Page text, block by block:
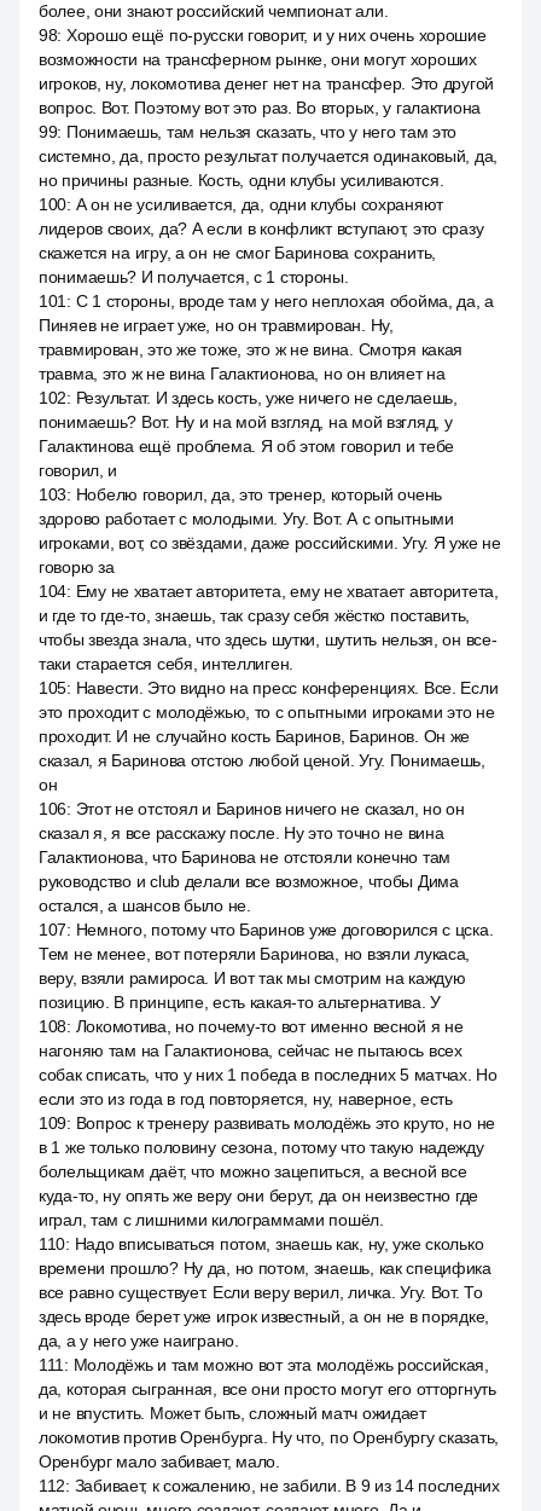
более, они знают российский чемпионат али.
98: Хорошо ещё по-русски говорит, и у них очень хорошие
возможности на трансферном рынке, они могут хороших
игроков, ну, локомотива денег нет на трансфер. Это другой
вопрос. Вот. Поэтому вот это раз. Во вторых, у галактиона
99: Понимаешь, там нельзя сказать, что у него там это
системно, да, просто результат получается одинаковый, да,
но причины разные. Кость, одни клубы усиливаются.
100: А он не усиливается, да, одни клубы сохраняют
лидеров своих, да? А если в конфликт вступают, это сразу
скажется на игру, а он не смог Баринова сохранить,
понимаешь? И получается, с 1 стороны.
101 : С 1 стороны, вроде там у него неплохая обойма, да, а
Пиняев не играет уже, но он травмирован. Ну,
травмирован, это же тоже, это ж не вина. Смотря какая
травма, это ж не вина Галактионова, но он влияет на
102: Результат. И здесь кость, уже ничего не сделаешь,
понимаешь? Вот. Ну и на мой взгляд, на мой взгляд, у
Галактинова ещё проблема. Я об этом говорил и тебе
говорил, и
103: Нобелю говорил, да, это тренер, который очень
здорово работает с молодыми. Угу. Вот. А с опытными
игроками, вот, со звёздами, даже российскими. Угу. Я уже не
говорю за
104: Ему не хватает авторитета, ему не хватает авторитета,
и где то где-то, знаешь, так сразу себя жёстко поставить,
чтобы звезда знала, что здесь шутки, шутить нельзя, он все-
таки старается себя, интеллиген.
105: Навести. Это видно на пресс конференциях. Все. Если
это проходит с молодёжью, то с опытными игроками это не
проходит. И не случайно кость Баринов, Баринов. Он же
сказал, я Баринова отстою любой ценой. Угу. Понимаешь,
он
106: Этот не отстоял и Баринов ничего не сказал, но он
сказал я, я все расскажу после. Ну это точно не вина
Галактионова, что Баринова не отстояли конечно там
руководство и club делали все возможное, чтобы Дима
остался, а шансов было не.
107: Немного, потому что Баринов уже договорился с цска.
Тем не менее, вот потеряли Баринова, но взяли лукаса,
веру, взяли рамироса. И вот так мы смотрим на каждую
позицию. В принципе, есть какая-то альтернатива. У
108: Локомотива, но почему-то вот именно весной я не
нагоняю там на Галактионова, сейчас не пытаюсь всех
собак списать, что у них 1 победа в последних 5 матчах. Но
если это из года в год повторяется, ну, наверное, есть
109: Вопрос к тренеру развивать молодёжь это круто, но не
в 1 же только половину сезона, потому что такую надежду
болельщикам даёт, что можно зацепиться, а весной все
куда-то, ну опять же веру они берут, да он неизвестно где
играл, там с лишними килограммами пошёл.
110: Надо вписываться потом, знаешь как, ну, уже сколько
времени прошло? Ну да, но потом, знаешь, как специфика
все равно существует. Если веру верил, личка. Угу. Вот. То
здесь вроде берет уже игрок известный, а он не в порядке,
да, а у него уже наиграно.
111 : Молодёжь и там можно вот эта молодёжь российская,
да, которая сыгранная, все они просто могут его отторгнуть
и не впустить. Может быть, сложный матч ожидает
локомотив против Оренбурга. Ну что, по Оренбургу сказать,
Оренбург мало забивает, мало.
112: Забивает, к сожалению, не забили. В 9 из 14 последних